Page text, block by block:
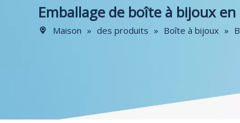
Emballage de boîte à bijoux
Maison » des produits » Boîte à bijoux »